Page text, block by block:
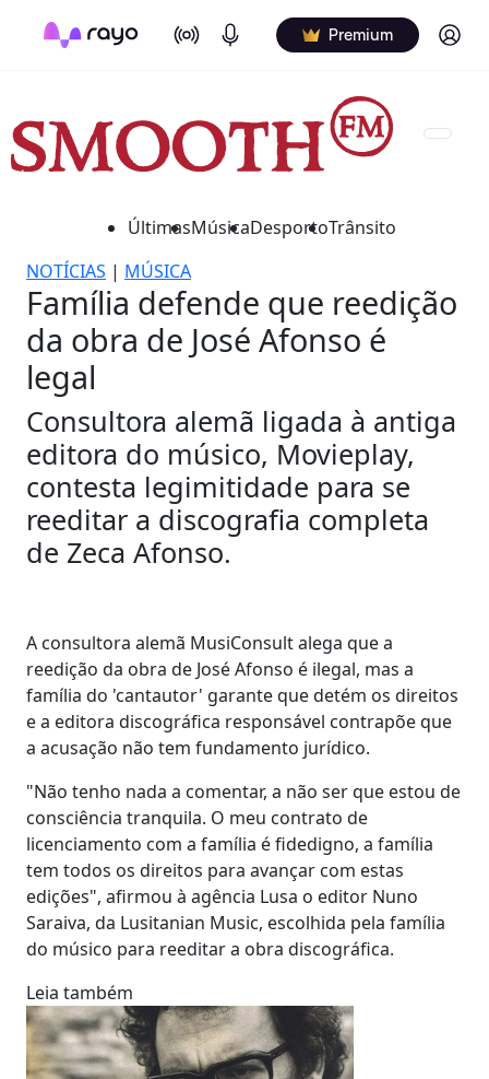
On Air Podcasts Premium Log in
ÚltimasMúsicaDesportoTrânsito
NOTÍCIAS | MÚSICA
Família defende que reedição
da obra de José Afonso é
legal
Consultora alemã ligada à antiga
editora do músico, Movieplay,
contesta legimitidade para se
reeditar a discografia completa
de Zeca Afonso.
A consultora alemã MusiConsult alega que a
reedição da obra de José Afonso é ilegal, mas a
família do 'cantautor' garante que detém os direitos
e a editora discográfica responsável contrapõe que
a acusação não tem fundamento jurídico.
"Não tenho nada a comentar, a não ser que estou de
consciência tranquila. O meu contrato de
licenciamento com a família é fidedigno, a família
tem todos os direitos para avançar com estas
edições", afirmou à agência Lusa o editor Nuno
Saraiva, da Lusitanian Music, escolhida pela família
do músico para reeditar a obra discográfica.
Leia também